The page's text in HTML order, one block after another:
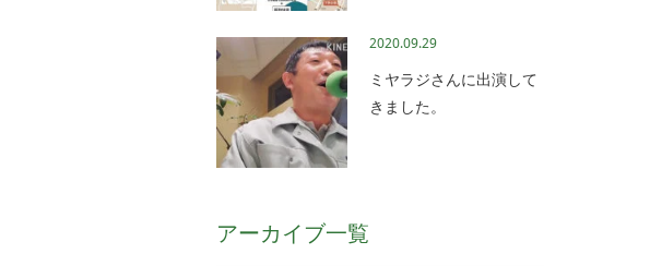
2020.09.29
ミヤラジさんに出演して
きました。
アーカイブ一覧